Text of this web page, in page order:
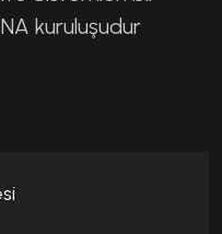
kuruluşudur